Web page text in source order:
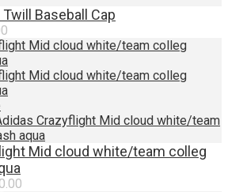
Baseball Cap
Crazyflight Mid cloud white/team
aqua
Mid cloud white/team colleg